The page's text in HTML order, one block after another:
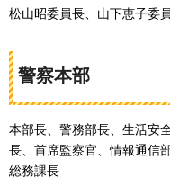
松山昭委員長、山下恵子委
警察本部
本部長、警務部長、生活安
長、首席監察官、情報通信
総務課長